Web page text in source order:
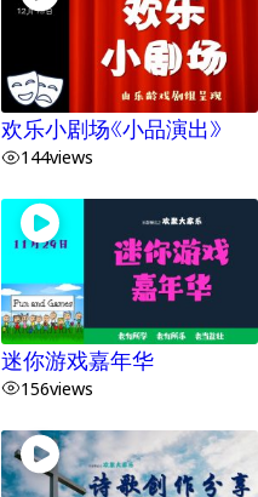
欢乐小剧场《小品演出》
144views
迷你游戏嘉年华
156views